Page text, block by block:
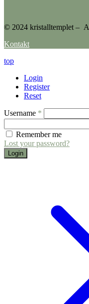
© 2024 kristalltemplet –
Kontakt
top
Login
Register
Reset
Username *
Remember me
Lost your password?
Login